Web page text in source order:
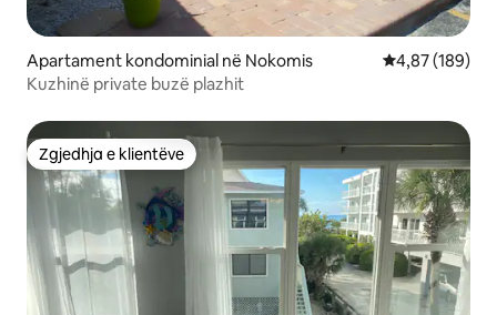
Apartament kondominial në Nokomis Vlerësimi
4,87 (189)
Kuzhinë private buzë plazhit
Zgjedhja e klientëve
Zgjedhja e klientëve